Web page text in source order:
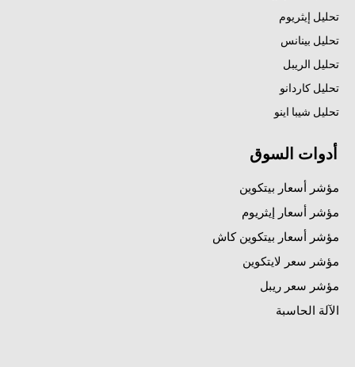
تحليل إيثريوم
تحليل بينانس
تحليل الريبل
تحليل كاردانو
تحليل شيبا اينو
أدوات السوق
مؤشر أسعار بيتكوين
مؤشر أسعار إيثريوم
مؤشر أسعار بيتكوين كاش
مؤشر سعر لايتكوين
مؤشر سعر ريبل
الآلة الحاسبة